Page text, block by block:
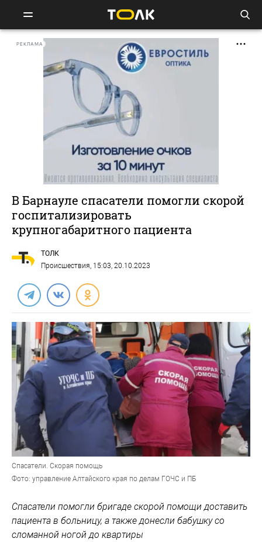
РЕКЛАМА
В Барнауле спасатели помогли скорой
госпитализировать
крупногабаритного пациента
ТОЛК
Происшествия, 15:03, 20.10.2023
Спасатели. Скорая помощь
Фото: управление Алтайского края по делам ГОЧС и ПБ
Спасатели помогли бригаде скорой помощи доставить
пациента в больницу, а также донесли бабушку со
сломанной ногой до квартиры